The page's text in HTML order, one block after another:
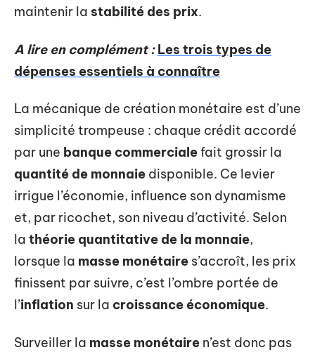
maintenir la stabilité des prix.
A lire en complément : Les trois types de
dépenses essentiels à connaître
La mécanique de création monétaire est d’une
simplicité trompeuse : chaque crédit accordé
par une banque commercialefait grossir la
quantité de monnaie disponible. Ce levier
irrigue l’économie, influence son dynamisme
et, par ricochet, son niveau d’activité. Selon
la théorie quantitative de la monnaie,
lorsque la masse monétaire s’accroît, les prix
finissent par suivre, c’est l’ombre portée de
l’inflation sur la croissance économique.
Surveiller la masse monétaire n’est donc pas